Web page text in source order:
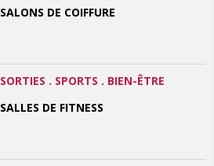
SALONS DE COIFFURE
SORTIES . SPORTS . BIEN-ÊTRE
SALLES DE FITNESS